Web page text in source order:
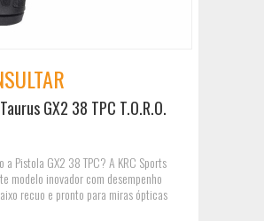
GX2 38 TPC T.O.R.O.
a Pistola GX2 38 TPC? A KRC Sports
modelo inovador com desempenho
recuo e pronto para miras ópticas